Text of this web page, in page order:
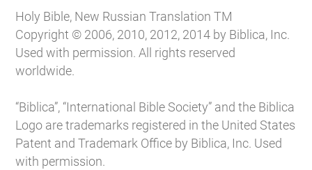
Holy Bible, New Russian Translation TM
Copyright © 2006, 2010, 2012, 2014 by Biblica, Inc.
Used with permission. All rights reserved
worldwide.
“Biblica”, “International Bible Society” and the Biblica
Logo are trademarks registered in the United States
Patent and Trademark Office by Biblica, Inc. Used
with permission.